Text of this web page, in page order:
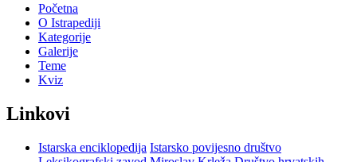
Početna
O Istrapediji
Kategorije
Galerije
Teme
Kviz
Linkovi
Istarska enciklopedija Istarsko povijesno društvo